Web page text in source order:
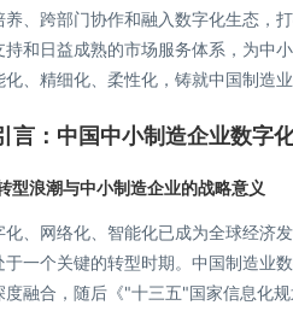
养、跨部门协作和融入数字化生态，
持和日益成熟的市场服务体系，为中
化、精细化、柔性化，铸就中国制造业
言：中国中小制造企业数字
型浪潮与中小制造企业的战略意义
化、网络化、智能化已成为全球经济
于一个关键的转型时期。中国制造业
度融合，随后《"十三五"国家信息化